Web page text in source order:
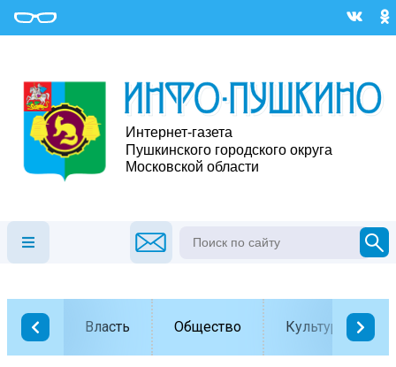
Власть Общество Культура